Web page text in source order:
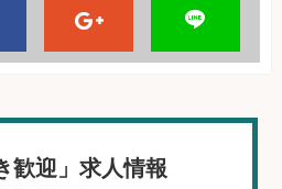
歓迎」求人情報